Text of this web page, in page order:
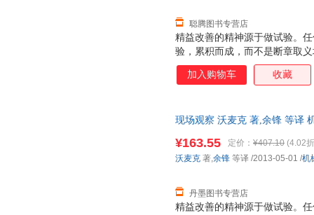
精益改善的精神源于做试验。
验，累积而成，而不是断章取
而是每天做试验、积累知识的
多公司，用他敏锐的观察力去
精益实践者带来鼓舞。
聪腾图书专营店
加入购物车 收藏
现场观察 沃麦克 著,余锋 等译
精益改善的精神源于做试验。
¥163.55 定价： ¥407.10 (4.02
丹墨图书专营店
沃麦克 著,余锋 等译 /2013-05-01 /机